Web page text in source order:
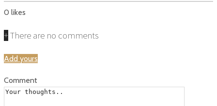
0 likes
+There are no comments
Add yours
Comment